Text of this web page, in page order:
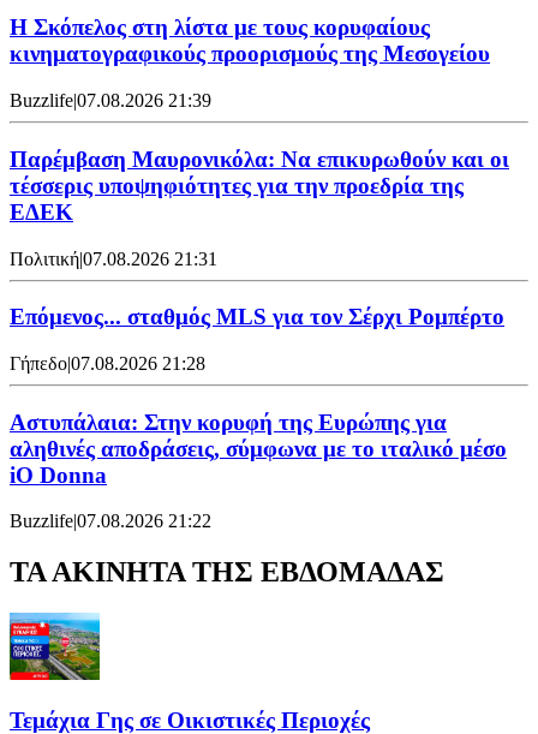
Η Σκόπελος στη λίστα με τους κορυφαίους
κινηματογραφικούς προορισμούς της Μεσογείου
Buzzlife|07.08.2026 21:39
Παρέμβαση Μαυρονικόλα: Να επικυρωθούν και οι
τέσσερις υποψηφιότητες για την προεδρία της
ΕΔΕΚ
Πολιτική|07.08.2026 21:31
Επόμενος... σταθμός MLS για τον Σέρχι Ρομπέρτο
Γήπεδο|07.08.2026 21:28
Αστυπάλαια: Στην κορυφή της Ευρώπης για
αληθινές αποδράσεις, σύμφωνα με το ιταλικό μέσο
iO Donna
Buzzlife|07.08.2026 21:22
ΤΑ ΑΚΙΝΗΤΑ ΤΗΣ ΕΒΔΟΜΑΔΑΣ
Τεμάχια Γης σε Οικιστικές Περιοχές